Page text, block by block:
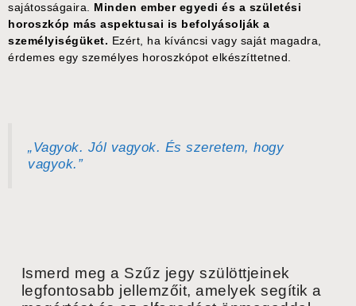
sajátosságaira. Minden ember egyedi és a születési
horoszkóp más aspektusai is befolyásolják a
személyiségüket. Ezért, ha kíváncsi vagy saját magadra,
érdemes egy személyes horoszkópot elkészíttetned.
„Vagyok. Jól vagyok. És szeretem, hogy
vagyok.”
Ismerd meg a Szűz jegy szülöttjeinek
legfontosabb jellemzőit, amelyek segítik a